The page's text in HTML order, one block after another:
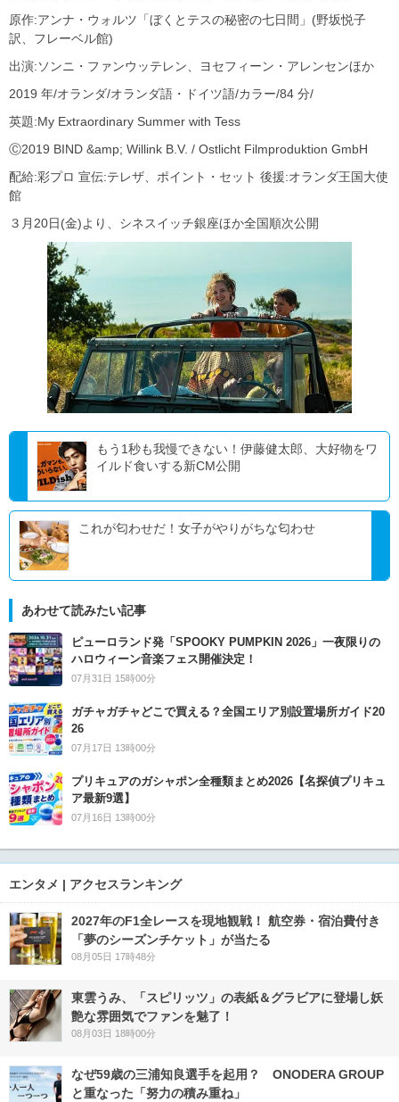
原作:アンナ・ウォルツ「ぼくとテスの秘密の七日間」(野坂悦子
訳、フレーベル館)
出演:ソンニ・ファンウッテレン、ヨセフィーン・アレンセンほか
2019 年/オランダ/オランダ語・ドイツ語/カラー/84 分/
英題:My Extraordinary Summer with Tess
Ⓒ2019 BIND &amp; Willink B.V. / Ostlicht Filmproduktion GmbH
配給:彩プロ 宣伝:テレザ、ポイント・セット 後援:オランダ王国大使
館
３月20日(金)より、シネスイッチ銀座ほか全国順次公開
もう1秒も我慢できない！伊藤健太郎、大好物をワ
イルド食いする新CM公開
これが匂わせだ！女子がやりがちな匂わせ
あわせて読みたい記事
ピューロランド発「SPOOKY PUMPKIN 2026」一夜限りの
ハロウィーン音楽フェス開催決定！
07月31日 15時00分
ガチャガチャどこで買える？全国エリア別設置場所ガイド20
26
07月17日 13時00分
プリキュアのガシャポン全種類まとめ2026【名探偵プリキュ
ア最新9選】
07月16日 13時00分
エンタメ | アクセスランキング
2027年のF1全レースを現地観戦！ 航空券・宿泊費付き
「夢のシーズンチケット」が当たる
08月05日 17時48分
東雲うみ、「スピリッツ」の表紙＆グラビアに登場し妖
艶な雰囲気でファンを魅了！
08月03日 18時00分
なぜ59歳の三浦知良選手を起用？ ONODERA GROUP
と重なった「努力の積み重ね」